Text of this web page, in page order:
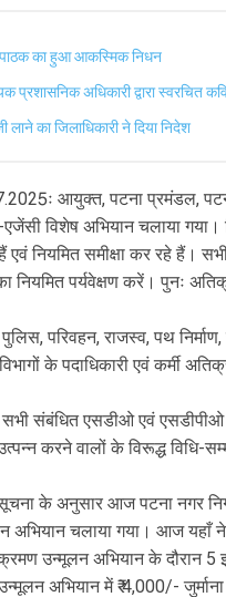
का हुआ आकस्मिक निधन
प्रशासनिक अधिकारी द्वारा स्वरचित
लाने का जिलाधिकारी ने दिया निदेश
आयुक्त, पटना प्रमंडल,
विशेष अभियान चलाया गया।
नियमित समीक्षा कर रहे हैं।
नियमित पर्यवेक्षण करें। पुनः
परिवहन, राजस्व, पथ
के पदाधिकारी एवं कर्मी
संबंधित एसडीओ एवं
करने वालों के विरूद्ध विधि-
सूचना के अनुसार आज पटना नगर
अभियान चलाया गया। आज
उन्मूलन अभियान के दौरान 5
अभियान में ₹ 4,000/-